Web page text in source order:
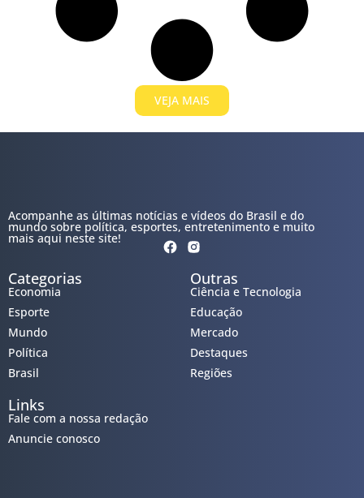
VEJA MAIS
Acompanhe as últimas notícias e vídeos do Brasil e do
mundo sobre política, esportes, entretenimento e muito
mais aqui neste site!
Categorias
Economia
Esporte
Mundo
Política
Brasil
Outras
Ciência e Tecnologia
Educação
Mercado
Destaques
Regiões
Links
Fale com a nossa redação
Anuncie conosco